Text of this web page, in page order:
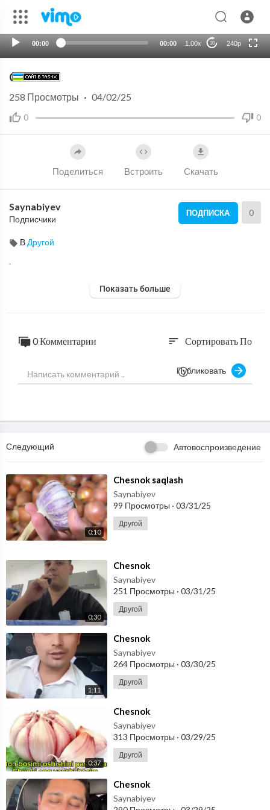
00:00 00:00 1.00x 10 240p
HD
Chesnok
0 0
258 Просмотры · 04/02/25
Поделиться Встроить Скачать
Saynabiyev
Подписчики
ПОДПИСКА 0
В Другой
.
Показать больше
0 Комментарии sort Сортировать По
Публиковать
Следующий Автовоспроизведение
0:10
⁣Chesnok saqlash
Saynabiyev
99 Просмотры · 03/31/25
Другой
0:30
⁣Chesnok
Saynabiyev
251 Просмотры · 03/31/25
Другой
1:11
⁣Chesnok
Saynabiyev
264 Просмотры · 03/30/25
Другой
0:37
⁣Chesnok
Saynabiyev
313 Просмотры · 03/29/25
Другой
⁣Chesnok
Saynabiyev